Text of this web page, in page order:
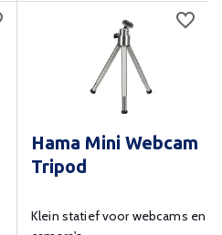
Hama Mini Webcam
Tripod
Klein statief voor webcams en